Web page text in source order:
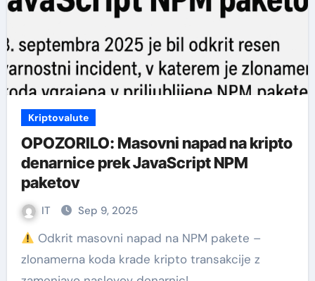
Kriptovalute
OPOZORILO: Masovni napad na kripto
denarnice prek JavaScript NPM
paketov
IT Sep 9, 2025
Odkrit masovni napad na NPM pakete –
zlonamerna koda krade kripto transakcije z